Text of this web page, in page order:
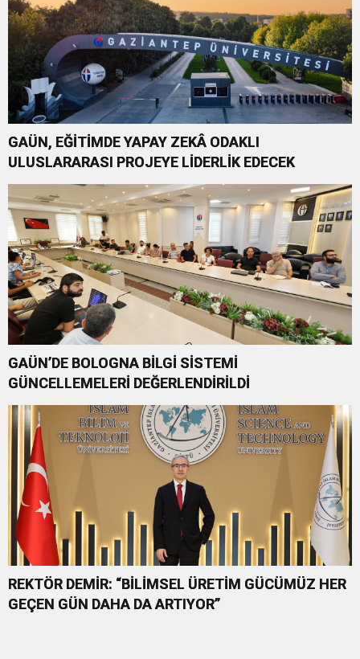
GAÜN, EĞİTİMDE YAPAY ZEKÂ ODAKLI
ULUSLARARASI PROJEYE LİDERLİK EDECEK
GAÜN’DE BOLOGNA BİLGİ SİSTEMİ
GÜNCELLEMELERİ DEĞERLENDİRİLDİ
REKTÖR DEMİR: “BİLİMSEL ÜRETİM GÜCÜMÜZ HER
GEÇEN GÜN DAHA DA ARTIYOR”